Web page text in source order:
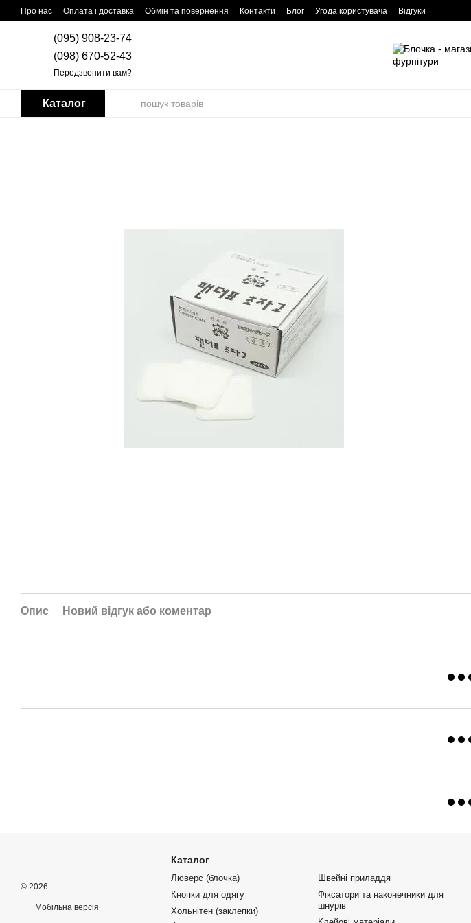
Перейти до основного контенту
Про нас Оплата і доставка Обмін та повернення Контакти Блог Угода користувача Відгуки
(095) 908-23-74
(098) 670-52-43
Передзвонити вам?
Каталог
Опис Новий відгук або коментар
© 2026
Мобільна версія
Каталог
Люверс (блочка)
Кнопки для одягу
Хольнітен (заклепки)
Швейні приладдя
Фіксатори та наконечники для
шнурів